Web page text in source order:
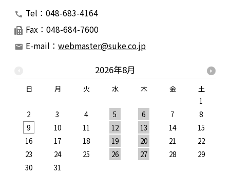
Tel：048-683-4164
Fax：048-684-7600
E-mail： webmaster@suke.co.jp
2026年8月
日 月 火 水 木 金
土
1
2
3 4 5 6 7
8
9
10 11 12 13 14
15
16
17 18 19 20 21
22
23
24 25 26 27 28
29
30
31